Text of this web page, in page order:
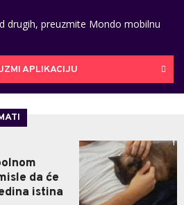
drugih, preuzmite Mondo mobilnu
APLIKACIJU
da će
istina
1